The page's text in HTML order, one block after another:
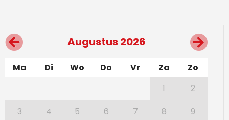
Augustus 2026
Ma Di Wo Do Vr Za
Zo
1
2
3
4 5 6 7 8
9